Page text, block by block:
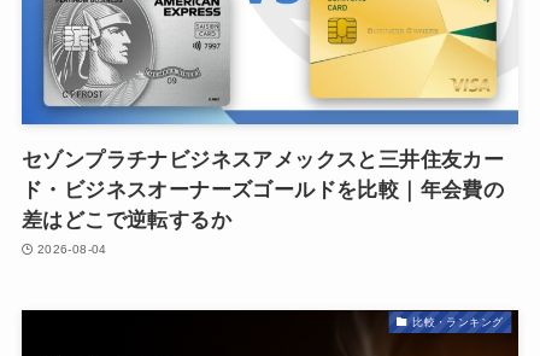
セゾンプラチナビジネスアメックスと三井住友カー
ド・ビジネスオーナーズゴールドを比較｜年会費の
差はどこで逆転するか
2026-08-04
比較・ランキング